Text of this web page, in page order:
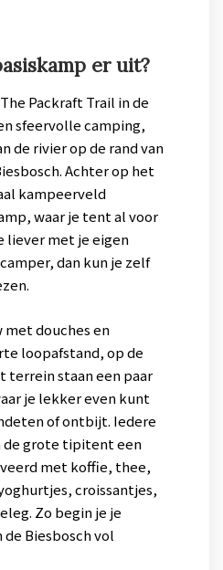
er uit?
Packraft Trail in de
sfeervolle camping,
de rivier op de rand van
Achter op het
kampeerveld
waar je tent al voor
liever met je eigen
dan kun je zelf
douches en
loopafstand, op de
terrein staan een paar
je lekker even kunt
of ontbijt. Iedere
de grote tipitent een
met koffie, thee,
croissantjes,
Zo begin je je
Biesbosch vol